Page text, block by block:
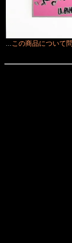
...この商品について